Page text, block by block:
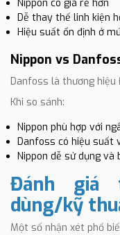
Nippon có giá rẻ hơn
Dễ thay thế linh kiện
Hiệu suất ổn định ở
Nippon vs
Danfoss là thương hiệu
Khi so sánh:
Nippon phù hợp với
Danfoss có hiệu suất
Nippon dễ sử dụng và
Đánh giá
dùng/kỹ
Một số nhận xét phổ